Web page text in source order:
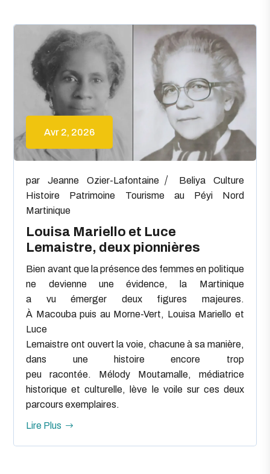
Avr 2, 2026
Louisa Mariello et Luce
Lemaistre, deux pionnières
parJeanne Ozier-Lafontaine Beliya
Culture
Histoire
Patrimoine
Tourisme au Péyi Nord
Martinique
Bien avant que la présence des femmes en politique
ne devienne une évidence, la Martinique
a vu émerger deux figures majeures.
À Macouba puis au Morne-Vert, Louisa Mariello et
Luce
Lemaistre ont ouvert la voie, chacune à sa manière,
dans une histoire encore trop
peu racontée. Mélody Moutamalle, médiatrice
historique et culturelle, lève le voile sur ces deux
parcours exemplaires.
Lire Plus